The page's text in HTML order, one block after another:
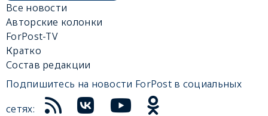
Все новости
Авторские колонки
ForPost-TV
Кратко
Состав редакции
Подпишитесь на новости ForPost в социальных
сетях: